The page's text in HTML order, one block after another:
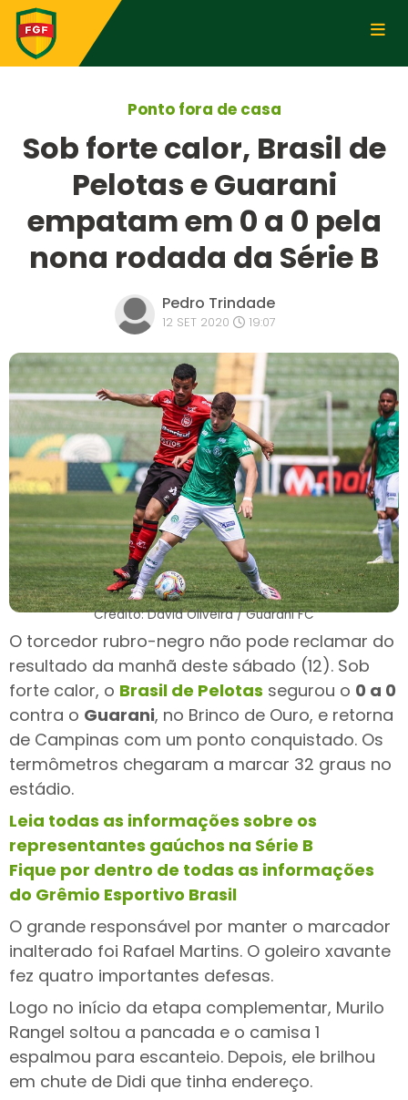
Ponto fora de casa
Sob forte calor, Brasil de
Pelotas e Guarani
empatam em 0 a 0 pela
nona rodada da Série B
Pedro Trindade
12 SET 2020 19:07
Crédito: David Oliveira / Guarani FC
O torcedor rubro-negro não pode reclamar do
resultado da manhã deste sábado (12). Sob
forte calor, o Brasil de Pelotas segurou o 0 a 0
contra o Guarani, no Brinco de Ouro, e retorna
de Campinas com um ponto conquistado. Os
termômetros chegaram a marcar 32 graus no
estádio.
Leia todas as informações sobre os
representantes gaúchos na Série B
Fique por dentro de todas as informações
do Grêmio Esportivo Brasil
O grande responsável por manter o marcador
inalterado foi Rafael Martins. O goleiro xavante
fez quatro importantes defesas.
Logo no início da etapa complementar, Murilo
Rangel soltou a pancada e o camisa 1
espalmou para escanteio. Depois, ele brilhou
em chute de Didi que tinha endereço.